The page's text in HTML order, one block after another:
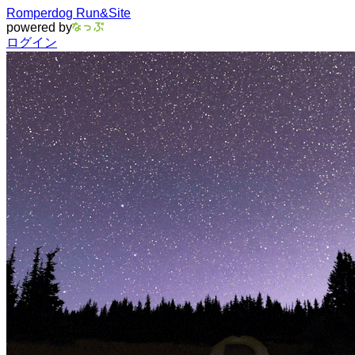
Romperdog Run&Site
powered by
ログイン